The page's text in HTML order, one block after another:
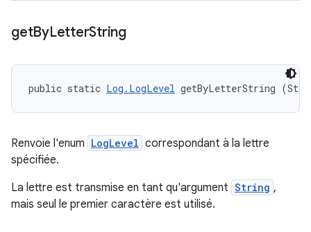
getByLetterString
public static Log.LogLevel getByLetterString
Renvoie l'enum LogLevel correspondant à la lettre
spécifiée.
La lettre est transmise en tant qu'argument String ,
mais seul le premier caractère est utilisé.